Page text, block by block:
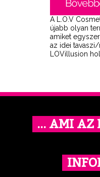
A L.O.V
újabb olyan
amiket
az idei
LOVillusion
… AMI AZ